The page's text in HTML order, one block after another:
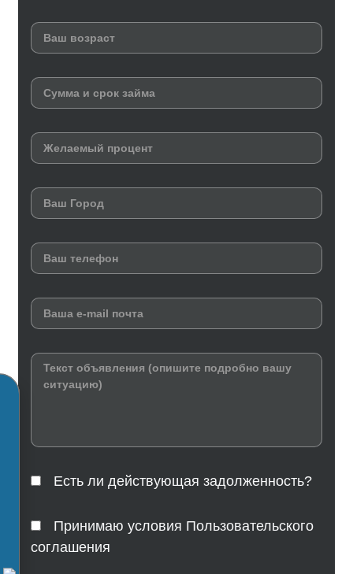
Есть ли действующая задолженность?
Принимаю условия Пользовательского
соглашения